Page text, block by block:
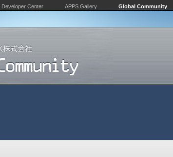
Developer Center APPS Gallery Global Community